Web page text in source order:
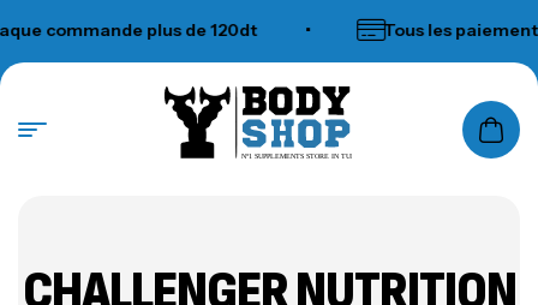
commande plus de 120dt Tous les
N°1 SUPPLEMENTS STORE IN TUNISIA